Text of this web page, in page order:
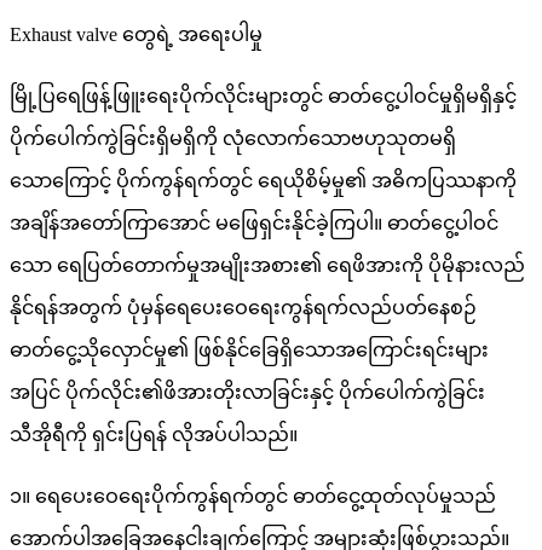
Exhaust valve တွေရဲ့ အရေးပါမှု
မြို့ပြရေဖြန့်ဖြူးရေးပိုက်လိုင်းများတွင် ဓာတ်ငွေ့ပါဝင်မှုရှိမရှိနှင့်
ပိုက်ပေါက်ကွဲခြင်းရှိမရှိကို လုံလောက်သောဗဟုသုတမရှိ
သောကြောင့် ပိုက်ကွန်ရက်တွင် ရေယိုစိမ့်မှု၏ အဓိကပြဿနာကို
အချိန်အတော်ကြာအောင် မဖြေရှင်းနိုင်ခဲ့ကြပါ။ ဓာတ်ငွေ့ပါဝင်
သော ရေပြတ်တောက်မှုအမျိုးအစား၏ ရေဖိအားကို ပိုမိုနားလည်
နိုင်ရန်အတွက် ပုံမှန်ရေပေးဝေရေးကွန်ရက်လည်ပတ်နေစဉ်
ဓာတ်ငွေ့သိုလှောင်မှု၏ ဖြစ်နိုင်ခြေရှိသောအကြောင်းရင်းများ
အပြင် ပိုက်လိုင်း၏ဖိအားတိုးလာခြင်းနှင့် ပိုက်ပေါက်ကွဲခြင်း
သီအိုရီကို ရှင်းပြရန် လိုအပ်ပါသည်။
၁။ ရေပေးဝေရေးပိုက်ကွန်ရက်တွင် ဓာတ်ငွေ့ထုတ်လုပ်မှုသည်
အောက်ပါအခြေအနေငါးချက်ကြောင့် အများဆုံးဖြစ်ပွားသည်။